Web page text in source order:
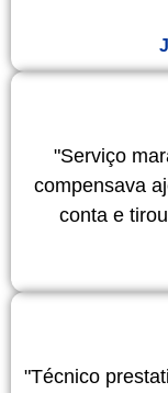
"Serviço
compensava
conta e
"Técnico